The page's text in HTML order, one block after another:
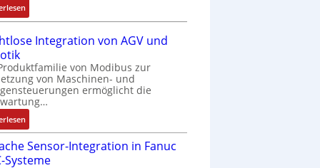
4
3
Z
e
r
t
i
i
z
i
:
D
u
c
k
a
u
g
e
Integration von AGV und
von Modibus zur
von Maschinen- und
ermöglicht die
:
D
r
a
Sensor-Integration in Fanuc
Systeme